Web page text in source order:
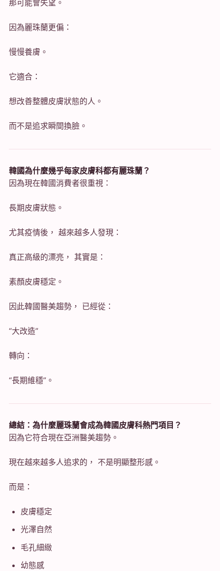
那可能會失望。
因為麗珠蘭更偏：
慢慢養膚。
它適合：
想改善整體皮膚狀態的人。
而不是追求瞬間換臉。
韓國為什麼幾乎每家皮膚科都有麗珠蘭？
因為現在韓國消費者很重視：
長期皮膚狀態。
尤其疫情後， 越來越多人發現：
真正高級的漂亮， 其實是：
素顏皮膚穩定。
因此韓國醫美趨勢， 已經從：
“大改造”
轉向：
“長期維穩”。
總結：為什麼麗珠蘭會成為韓國皮膚科熱門項目？
因為它符合現在亞洲醫美趨勢。
現在越來越多人追求的， 不是明顯整形感。
而是：
皮膚穩定
光澤自然
毛孔細緻
幼態感